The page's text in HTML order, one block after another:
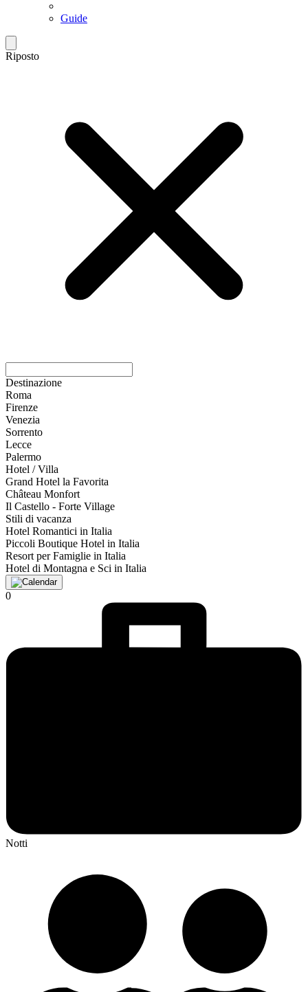
Guide
Riposto
Destinazione
Roma
Firenze
Venezia
Sorrento
Lecce
Palermo
Hotel / Villa
Grand Hotel la Favorita
Château Monfort
Il Castello - Forte Village
Stili di vacanza
Hotel Romantici in Italia
Piccoli Boutique Hotel in Italia
Resort per Famiglie in Italia
Hotel di Montagna e Sci in Italia
0
Notti